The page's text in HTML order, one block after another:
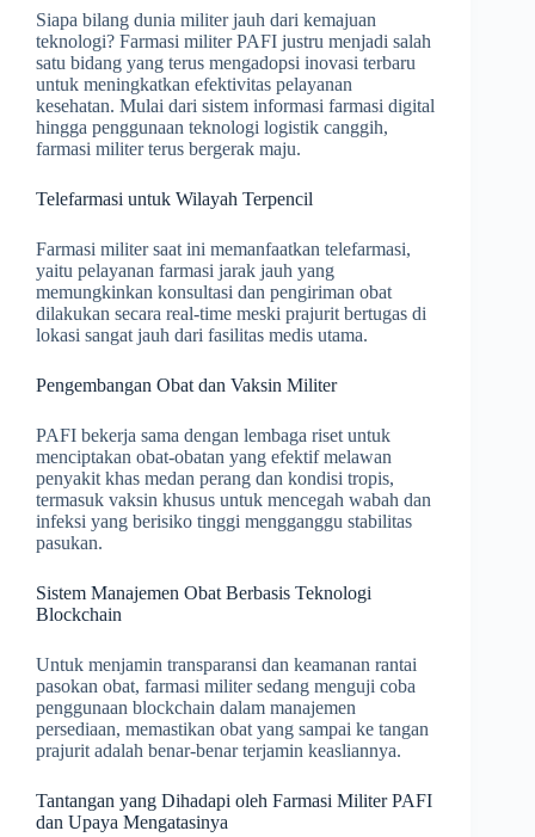
Siapa bilang dunia militer jauh dari kemajuan
teknologi? Farmasi militer PAFI justru menjadi salah
satu bidang yang terus mengadopsi inovasi terbaru
untuk meningkatkan efektivitas pelayanan
kesehatan. Mulai dari sistem informasi farmasi digital
hingga penggunaan teknologi logistik canggih,
farmasi militer terus bergerak maju.
Telefarmasi untuk Wilayah Terpencil
Farmasi militer saat ini memanfaatkan telefarmasi,
yaitu pelayanan farmasi jarak jauh yang
memungkinkan konsultasi dan pengiriman obat
dilakukan secara real-time meski prajurit bertugas di
lokasi sangat jauh dari fasilitas medis utama.
Pengembangan Obat dan Vaksin Militer
PAFI bekerja sama dengan lembaga riset untuk
menciptakan obat-obatan yang efektif melawan
penyakit khas medan perang dan kondisi tropis,
termasuk vaksin khusus untuk mencegah wabah dan
infeksi yang berisiko tinggi mengganggu stabilitas
pasukan.
Sistem Manajemen Obat Berbasis Teknologi
Blockchain
Untuk menjamin transparansi dan keamanan rantai
pasokan obat, farmasi militer sedang menguji coba
penggunaan blockchain dalam manajemen
persediaan, memastikan obat yang sampai ke tangan
prajurit adalah benar-benar terjamin keasliannya.
Tantangan yang Dihadapi oleh Farmasi Militer PAFI
dan Upaya Mengatasinya